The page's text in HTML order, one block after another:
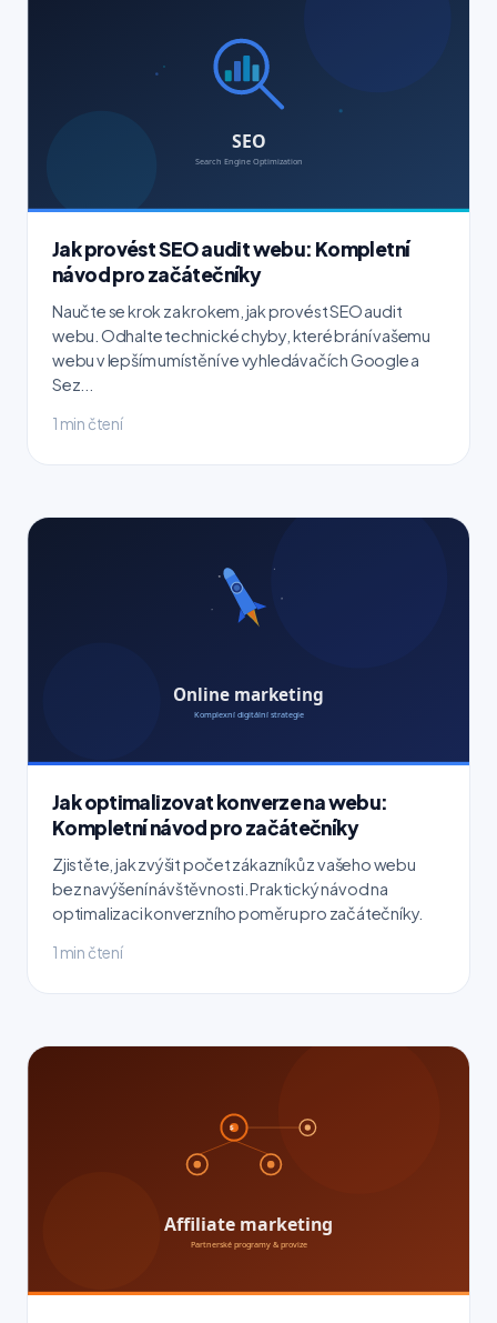
Jak provést SEO audit webu: Kompletní
návod pro začátečníky
Naučte se krok za krokem, jak provést SEO audit
webu. Odhalte technické chyby, které brání vašemu
webu v lepším umístění ve vyhledávačích Google a
Sez...
1 min čtení
Jak optimalizovat konverze na webu:
Kompletní návod pro začátečníky
Zjistěte, jak zvýšit počet zákazníků z vašeho webu
bez navýšení návštěvnosti. Praktický návod na
optimalizaci konverzního poměru pro začátečníky.
1 min čtení